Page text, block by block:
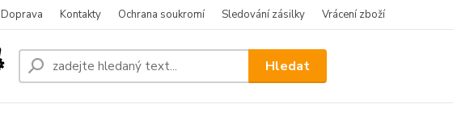
Doprava Kontakty Ochrana soukromí Sledování zásilky Vrácení zboží
Hledat